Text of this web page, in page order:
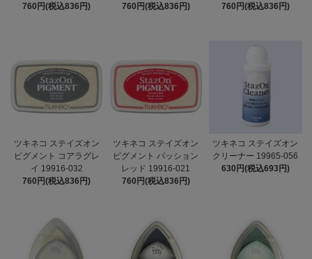
760円(税込836円)
760円(税込836円)
760円(税込836円)
ツキネコ ステイズオン
ピグメント コアラグレ
イ 19916-032
760円(税込836円)
ツキネコ ステイズオン
ピグメント パッション
レッド 19916-021
760円(税込836円)
ツキネコ ステイズオン
クリーナー 19965-056
630円(税込693円)